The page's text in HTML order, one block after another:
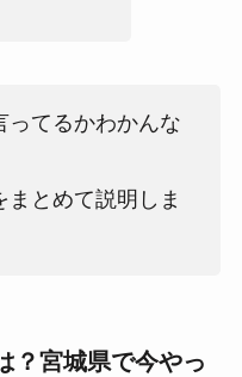
ってるかわかんな
まとめて説明しま
？宮城県で今やっ